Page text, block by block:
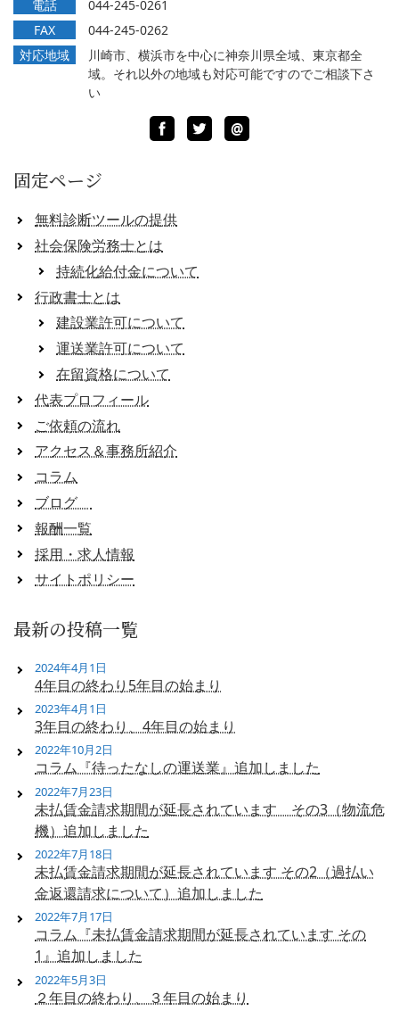
電話
044-245-0261
FAX
044-245-0262
対応地域
川崎市、横浜市を中心に神奈川県全域、東京都全
域。それ以外の地域も対応可能ですのでご相談下さ
い
Facebook
Twitter
LINE
@
固定ページ
無料診断ツールの提供
社会保険労務士とは
持続化給付金について
行政書士とは
建設業許可について
運送業許可について
在留資格について
代表プロフィール
ご依頼の流れ
アクセス＆事務所紹介
コラム
ブログ
報酬一覧
採用・求人情報
サイトポリシー
最新の投稿一覧
4年目の終わり5年目の始まり
2024年4月1日
3年目の終わり、4年目の始まり
2023年4月1日
コラム『待ったなしの運送業』追加しました
2022年10月2日
未払賃金請求期間が延長されています その3（物流危
機）追加しました
2022年7月23日
未払賃金請求期間が延長されています その2（過払い
金返還請求について）追加しました
2022年7月18日
コラム『未払賃金請求期間が延長されています その
1』追加しました
2022年7月17日
２年目の終わり、３年目の始まり
2022年5月3日